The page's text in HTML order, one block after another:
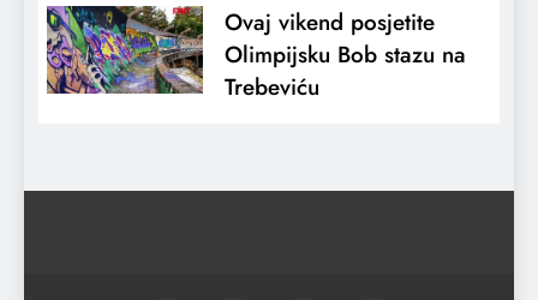
Ovaj vikend posjetite
Olimpijsku Bob stazu na
Trebeviću